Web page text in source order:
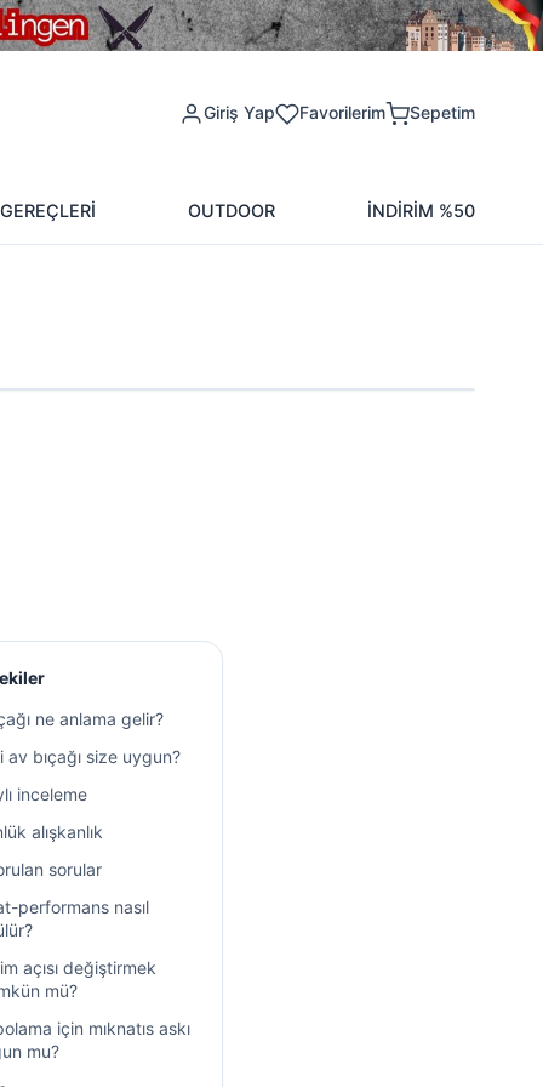
Giriş Yap Favorilerim Sepetim
OUTDOOR İNDİRİM %50
ne anlama gelir?
av bıçağı size uygun?
inceleme
alışkanlık
sorular
performans nasıl
açısı değiştirmek
mü?
için mıknatıs askı
mu?